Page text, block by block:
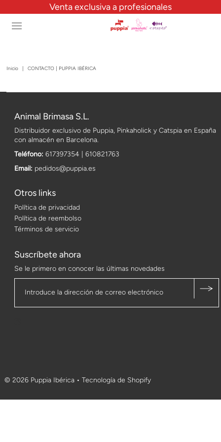
Venta exclusiva a profesionales
Inicio | CONTACTO | PUPPIA IBÉRICA
Animal Brimasa S.L.
Distribuidor exclusivo de Puppia, Pinkaholick y Catspia en España
con almacén en Barcelona.
Teléfono: 617397354 | 610821763
Email: pedidos@puppia.es
Otros links
Política de privacidad
Política de reembolso
Términos de servicio
Suscríbete ahora
Se le primero en conocer las últimas novedades
© 2026 Puppia Ibérica• Tecnología de Shopify